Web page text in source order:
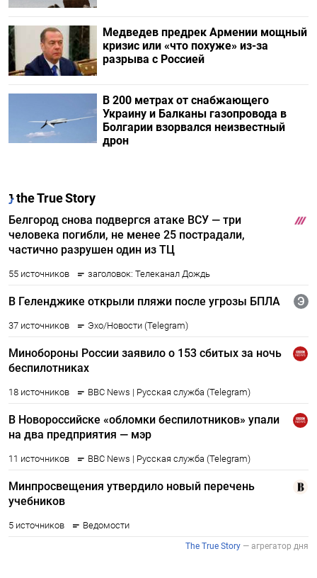
Медведев предрек Армении мощный
кризис или «что похуже» из-за
разрыва с Россией
В 200 метрах от снабжающего
Украину и Балканы газопровода в
Болгарии взорвался неизвестный
дрон